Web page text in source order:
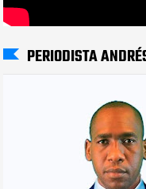
PERIODISTA